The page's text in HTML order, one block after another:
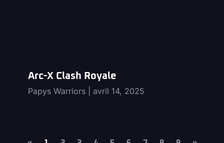
Arc-X Clash Royale
Papys Warriors
avril 14, 2025